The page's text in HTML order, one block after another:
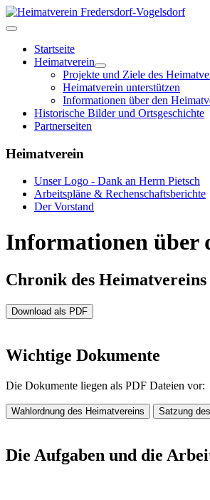
Startseite
Heimatverein
Projekte und Ziele des
Heimatverein unterstützen
Informationen über den
Historische Bilder und Ortsgeschichte
Partnerseiten
Heimatverein
Unser Logo - Dank an Herrn Pietsch
Arbeitspläne & Rechenschaftsberichte
Der Vorstand
Informationen über
Chronik des Heimatvereins
Download als PDF
Wichtige Dokumente
Die Dokumente liegen als PDF Dateien vor:
Wahlordnung des Heimatvereins Satzung
Die Aufgaben und die